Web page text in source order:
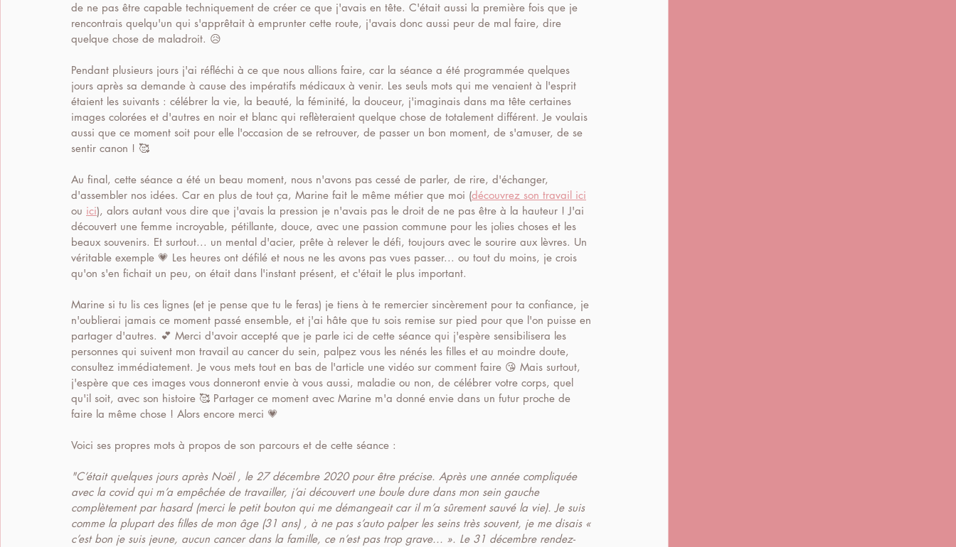
de ne pas être capable techniquement de créer ce que j'avais en tête. C'était aussi la première fois que je
rencontrais quelqu'un qui s'apprêtait à emprunter cette route, j'avais donc aussi peur de mal faire, dire
quelque chose de maladroit. 😥
Pendant plusieurs jours j'ai réfléchi à ce que nous allions faire, car la séance a été programmée quelques
jours après sa demande à cause des impératifs médicaux à venir. Les seuls mots qui me venaient à l'esprit
étaient les suivants : célébrer la vie, la beauté, la féminité, la douceur, j'imaginais dans ma tête certaines
images colorées et d'autres en noir et blanc qui reflèteraient quelque chose de totalement différent. Je voulais
aussi que ce moment soit pour elle l'occasion de se retrouver, de passer un bon moment, de s'amuser, de se
sentir canon ! 🥰
Au final, cette séance a été un beau moment, nous n'avons pas cessé de parler, de rire, d'échanger,
d'assembler nos idées. Car en plus de tout ça, Marine fait le même métier que moi (découvrez son travail ici
ou ici), alors autant vous dire que j'avais la pression je n'avais pas le droit de ne pas être à la hauteur ! J'ai
découvert une femme incroyable, pétillante, douce, avec une passion commune pour les jolies choses et les
beaux souvenirs. Et surtout... un mental d'acier, prête à relever le défi, toujours avec le sourire aux lèvres. Un
véritable exemple 💗 Les heures ont défilé et nous ne les avons pas vues passer... ou tout du moins, je crois
qu'on s'en fichait un peu, on était dans l'instant présent, et c'était le plus important.
Marine si tu lis ces lignes (et je pense que tu le feras) je tiens à te remercier sincèrement pour ta confiance, je
n'oublierai jamais ce moment passé ensemble, et j'ai hâte que tu sois remise sur pied pour que l'on puisse en
partager d'autres. 💕 Merci d'avoir accepté que je parle ici de cette séance qui j'espère sensibilisera les
personnes qui suivent mon travail au cancer du sein, palpez vous les nénés les filles et au moindre doute,
consultez immédiatement. Je vous mets tout en bas de l'article une vidéo sur comment faire 😘 Mais surtout,
j'espère que ces images vous donneront envie à vous aussi, maladie ou non, de célébrer votre corps, quel
qu'il soit, avec son histoire 🥰 Partager ce moment avec Marine m'a donné envie dans un futur proche de
faire la même chose ! Alors encore merci 💗
Voici ses propres mots à propos de son parcours et de cette séance :
"C’était quelques jours après Noël , le 27 décembre 2020 pour être précise. Après une année compliquée
avec la covid qui m’a empêchée de travailler, j’ai découvert une boule dure dans mon sein gauche
complètement par hasard (merci le petit bouton qui me démangeait car il m’a sûrement sauvé la vie). Je suis
comme la plupart des filles de mon âge (31 ans) , à ne pas s’auto palper les seins très souvent, je me disais «
c’est bon je suis jeune, aucun cancer dans la famille, ce n’est pas trop grave... ». Le 31 décembre rendez-